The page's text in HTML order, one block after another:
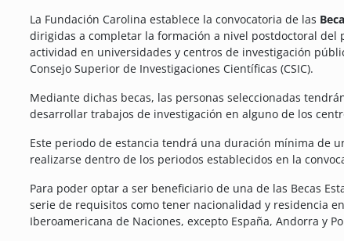
La Fundación Carolina establece la convocatoria de las
dirigidas a completar la formación a nivel postdoctoral
actividad en universidades y centros de investigación
Consejo Superior de Investigaciones Científicas (CSIC).
Mediante dichas becas, las personas seleccionadas
desarrollar trabajos de investigación en alguno de los
Este periodo de estancia tendrá una duración mínima de
realizarse dentro de los periodos establecidos en la
Para poder optar a ser beneficiario de una de las Becas
serie de requisitos como tener nacionalidad y residencia
Iberoamericana de Naciones, excepto España, Andorra y